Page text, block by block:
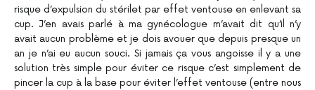
risque d’expulsion du stérilet par effet ventouse en enlevant sa
cup. J’en avais parlé à ma gynécologue m’avait dit qu’il n’y
avait aucun problème et je dois avouer que depuis presque un
an je n’ai eu aucun souci. Si jamais ça vous angoisse il y a une
solution très simple pour éviter ce risque c’est simplement de
pincer la cup à la base pour éviter l’effet ventouse (entre nous